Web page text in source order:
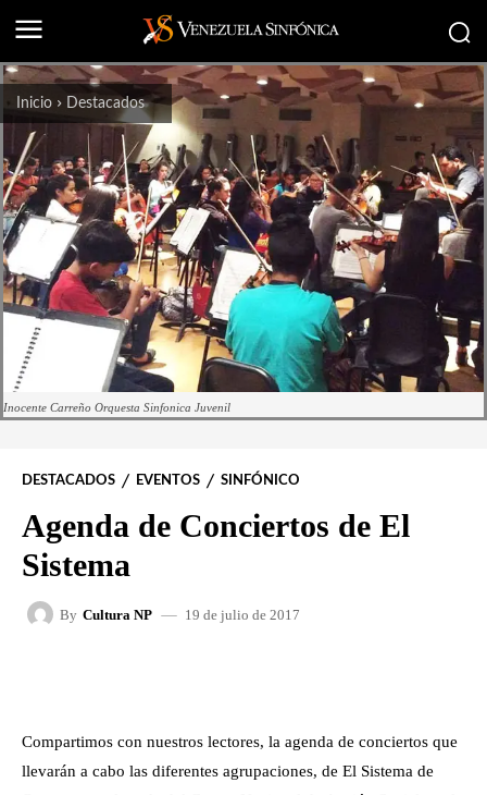
Inicio Destacados
Inocente Carreño Orquesta Sinfonica Juvenil
DESTACADOS EVENTOS SINFÓNICO
Agenda de Conciertos de El
Sistema
By Cultura NP 19 de julio de 2017
Compartimos con nuestros lectores, la agenda de conciertos que
llevarán a cabo las diferentes agrupaciones, de El Sistema de